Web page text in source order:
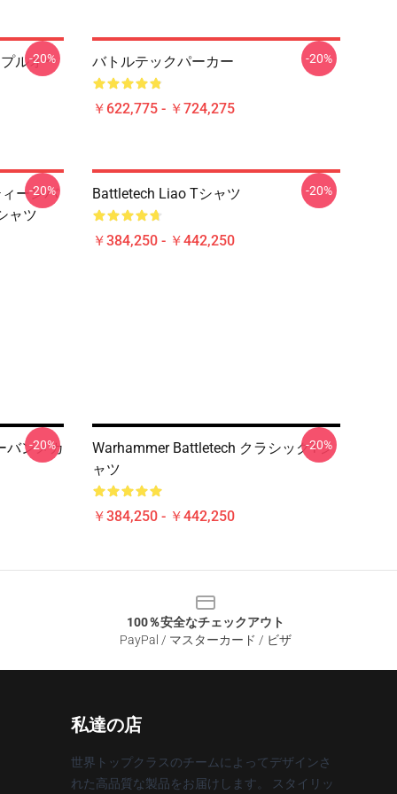
ルオー
-20% バトルテックパーカー
￥622,775 - ￥724,275
-20%
ーンバ
ャツ
-20% Battletech Liao Tシャツ
￥384,250 - ￥442,250
-20%
バンメカ
-20%
Warhammer Battletech クラシックTシ
ャツ
￥384,250 - ￥442,250
-20%
100％安全なチェックアウト
PayPal / マスターカード / ビザ
私達の店
世界トップクラスのチームによってデザインさ
れた高品質な製品をお届けします。 スタイリッ